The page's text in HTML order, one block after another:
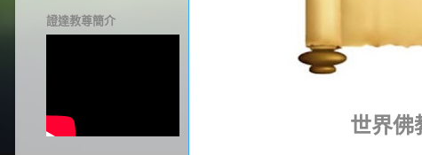
世界佛
證達教尊簡介